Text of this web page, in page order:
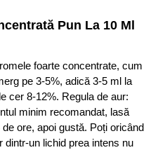
Pun La 10 Ml
foarte concentrate, cum
pe 3-5%, adică 3-5 ml la
cer 8-12%. Regula de aur:
minim recomandat, lasă
ore, apoi gustă. Poți oricând
dintr-un lichid prea intens nu